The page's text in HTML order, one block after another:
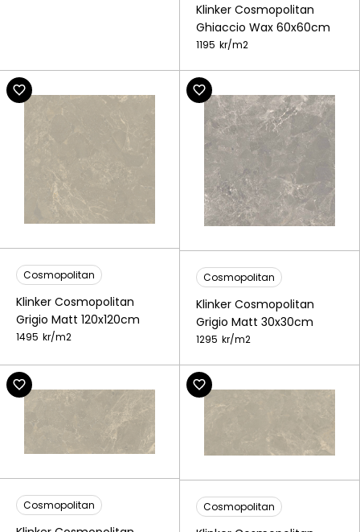
Klinker Cosmopolitan
Ghiaccio Wax 60x60cm
1195 kr/m2
Cosmopolitan
Klinker Cosmopolitan
Grigio Matt 120x120cm
1495 kr/m2
Cosmopolitan
Klinker Cosmopolitan
Grigio Matt 30x30cm
1295 kr/m2
Cosmopolitan Cosmopolitan